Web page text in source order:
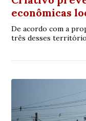
econômicas
De acordo com a
três desses